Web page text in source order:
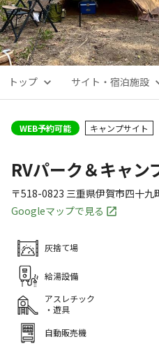
トップ サイト・宿泊施設
WEB予約可能 キャンプサイト
RVパーク＆キャン
〒518-0823 三重県伊賀市四十九
Googleマップで見る
灰捨て場
給湯設備
アスレチック
・遊具
自動販売機